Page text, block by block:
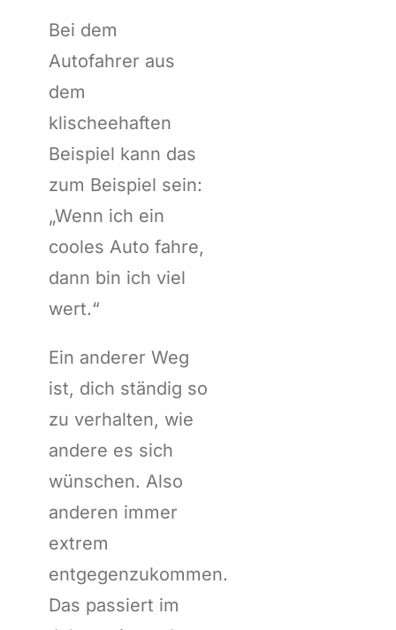
Bei dem
Autofahrer aus
dem
klischeehaften
Beispiel kann das
zum Beispiel sein:
„Wenn ich ein
cooles Auto fahre,
dann bin ich viel
wert.“
Ein anderer Weg
ist, dich ständig so
zu verhalten, wie
andere es sich
wünschen. Also
anderen immer
extrem
entgegenzukommen.
Das passiert im